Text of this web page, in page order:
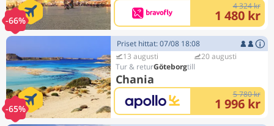
-66%
4 324 kr
1 480 kr
-65%
Priset hittat: 07/08 18:08
13 augusti
Göteborg
Chania
20 augusti
5 780 kr
1 996 kr